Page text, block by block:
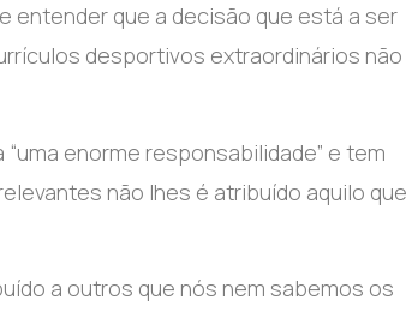
entender que a decisão que está a ser
desportivos extraordinários não
enorme responsabilidade” e tem
não lhes é atribuído aquilo que
a outros que nós nem sabemos os